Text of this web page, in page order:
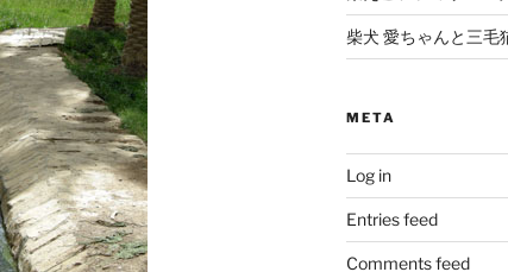
柴犬 愛ちゃんと三毛
META
Log in
Entries feed
Comments feed